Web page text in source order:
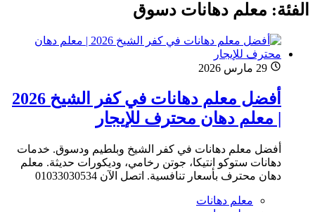
الفئة: معلم دهانات دسوق
29 مارس 2026
أفضل معلم دهانات في كفر الشيخ 2026
| معلم دهان محترف للإيجار
أفضل معلم دهانات في كفر الشيخ وبلطيم ودسوق. خدمات
دهانات ستوكو انتيكا، جوتن رخامي، وديكورات حديثة. معلم
دهان محترف بأسعار تنافسية. اتصل الآن 01033030534
معلم دهانات